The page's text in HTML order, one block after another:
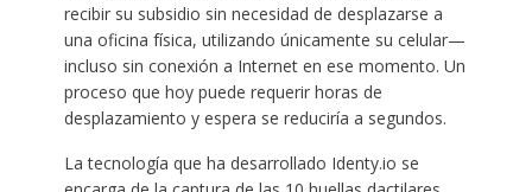
recibir su subsidio sin necesidad de desplazarse a
una oficina física, utilizando únicamente su celular—
incluso sin conexión a Internet en ese momento. Un
proceso que hoy puede requerir horas de
desplazamiento y espera se reduciría a segundos.
La tecnología que ha desarrollado Identy.io se